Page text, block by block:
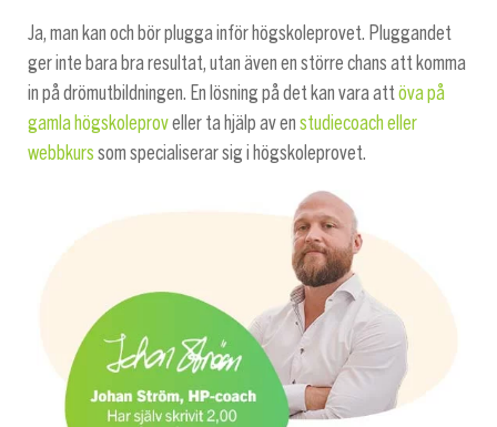
Ja, man kan och bör plugga inför högskoleprovet. Pluggandet
ger inte bara bra resultat, utan även en större chans att komma
in på drömutbildningen. En lösning på det kan vara att öva på
gamla högskoleproveller ta hjälp av en studiecoach eller
webbkurs som specialiserar sig i högskoleprovet.